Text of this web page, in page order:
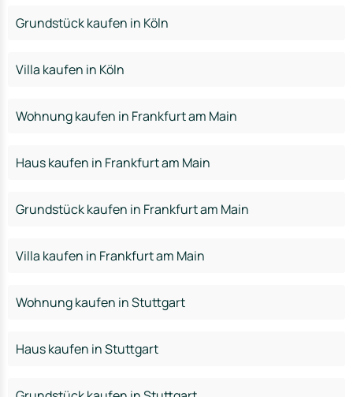
Grundstück kaufen in Köln
Villa kaufen in Köln
Wohnung kaufen in Frankfurt am Main
Haus kaufen in Frankfurt am Main
Grundstück kaufen in Frankfurt am Main
Villa kaufen in Frankfurt am Main
Wohnung kaufen in Stuttgart
Haus kaufen in Stuttgart